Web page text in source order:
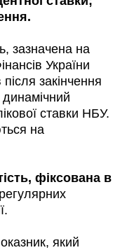
зазначена на
України
закінчення
ставки НБУ.
на
фіксована в
який